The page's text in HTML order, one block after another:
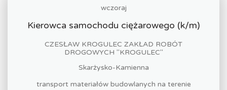
wczoraj
Kierowca samochodu ciężarowego (k/m)
CZESŁAW KROGULEC ZAKŁAD ROBÓT
DROGOWYCH "KROGULEC"
Skarżysko-Kamienna
transport materiałów budowlanych na terenie